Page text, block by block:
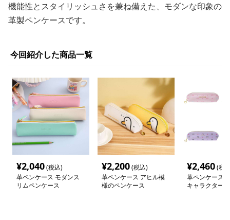
機能性とスタイリッシュさを兼ね備えた、モダンな印象の
革製ペンケースです。
今回紹介した商品一覧
¥2,040(税込)
革ペンケース モダンス
リムペンケース
¥2,200(税込)
革ペンケース アヒル模
様のペンケース
¥2,460(税
革ペンケース
キャラクター